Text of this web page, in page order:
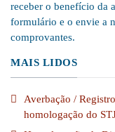
receber o benefício da
formulário e o envie a
comprovantes.
MAIS LIDOS
Averbação /
homologação do